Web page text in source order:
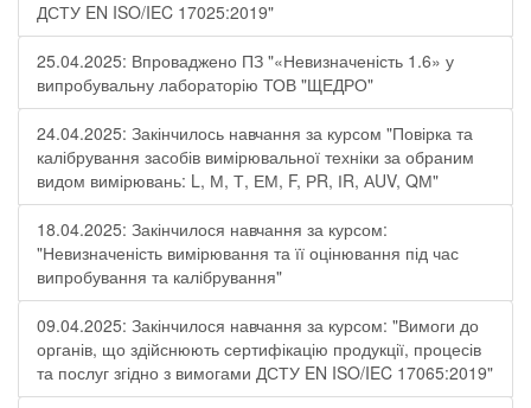
ДСТУ EN ISO/IEC 17025:2019"
25.04.2025: Впроваджено ПЗ "«Невизначеність 1.6» у
випробувальну лабораторію ТОВ "ЩЕДРО"
24.04.2025: Закінчилось навчання за курсом "Повірка та
калібрування засобів вимірювальної техніки за обраним
видом вимірювань: L, М, Т, ЕМ, F, РR, ІR, АUV, QМ"
18.04.2025: Закінчилося навчання за курсом:
"Невизначеність вимірювання та її оцінювання під час
випробування та калібрування"
09.04.2025: Закінчилося навчання за курсом: "Вимоги до
органів, що здійснюють сертифікацію продукції, процесів
та послуг згідно з вимогами ДСТУ EN ISO/IEC 17065:2019"